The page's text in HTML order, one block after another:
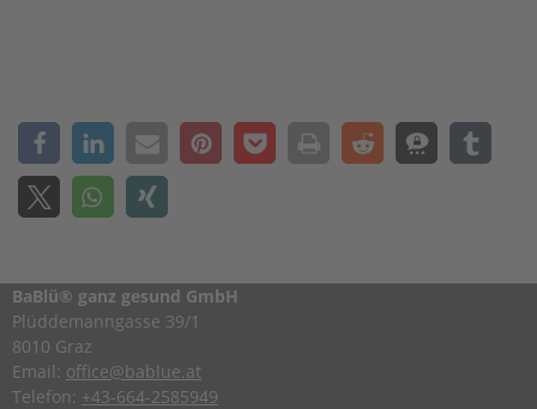
BaBlü® ganz gesund GmbH
Plüddemanngasse 39/1
8010 Graz
Email: office@bablue.at
Telefon: +43-664-2585949